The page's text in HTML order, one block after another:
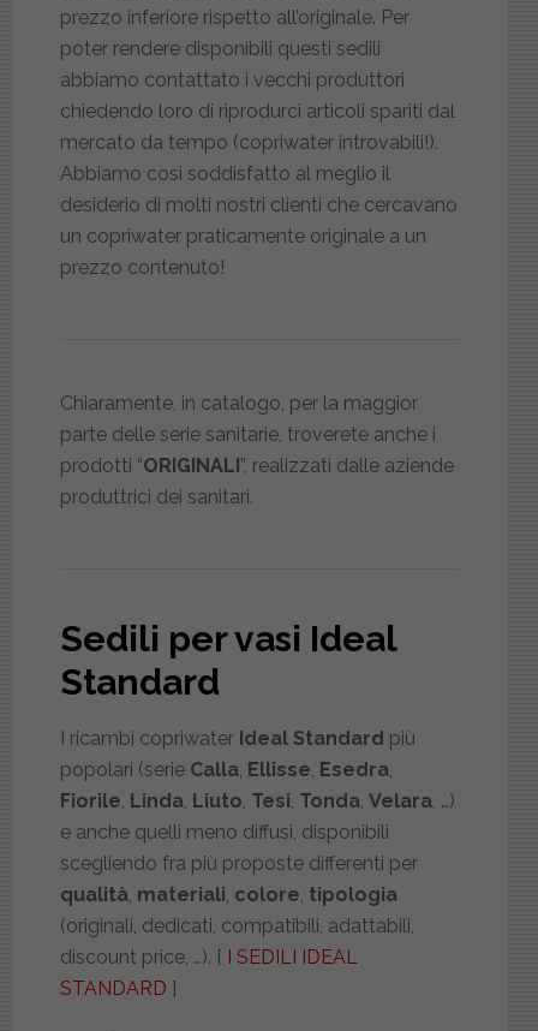
prezzo inferiore rispetto all’originale. Per
poter rendere disponibili questi sedili
abbiamo contattato i vecchi produttori
chiedendo loro di riprodurci articoli spariti dal
mercato da tempo (copriwater introvabili!).
Abbiamo così soddisfatto al meglio il
desiderio di molti nostri clienti che cercavano
un copriwater praticamente originale a un
prezzo contenuto!
Chiaramente, in catalogo, per la maggior
parte delle serie sanitarie, troverete anche i
prodotti “ORIGINALI”, realizzati dalle aziende
produttrici dei sanitari.
Sedili per vasi Ideal
Standard
I ricambi copriwater Ideal Standard più
popolari (serie Calla, Ellisse, Esedra,
Fiorile, Linda, Liuto, Tesi, Tonda, Velara, …)
e anche quelli meno diffusi, disponibili
scegliendo fra più proposte differenti per
qualità, materiali, colore, tipologia
(originali, dedicati, compatibili, adattabili,
discount price, …). [ I SEDILI IDEAL
STANDARD ]